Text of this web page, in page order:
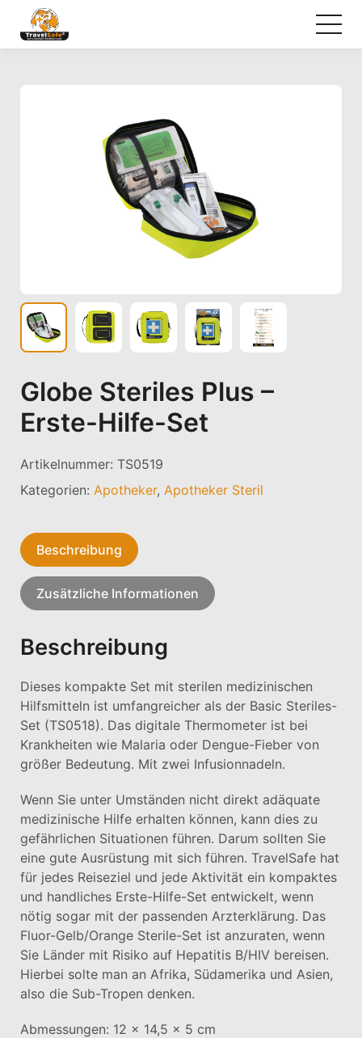
Globe Steriles Plus –
Erste-Hilfe-Set
Artikelnummer: TS0519
Kategorien: Apotheker, Apotheker Steril
Beschreibung
Zusätzliche Informationen
Beschreibung
Dieses kompakte Set mit sterilen medizinischen
Hilfsmitteln ist umfangreicher als der Basic Steriles-
Set (TS0518). Das digitale Thermometer ist bei
Krankheiten wie Malaria oder Dengue-Fieber von
größer Bedeutung. Mit zwei Infusionnadeln.
Wenn Sie unter Umständen nicht direkt adäquate
medizinische Hilfe erhalten können, kann dies zu
gefährlichen Situationen führen. Darum sollten Sie
eine gute Ausrüstung mit sich führen. TravelSafe hat
für jedes Reiseziel und jede Aktivität ein kompaktes
und handliches Erste-Hilfe-Set entwickelt, wenn
nötig sogar mit der passenden Arzterklärung. Das
Fluor-Gelb/Orange Sterile-Set ist anzuraten, wenn
Sie Länder mit Risiko auf Hepatitis B/HIV bereisen.
Hierbei solte man an Afrika, Südamerika und Asien,
also die Sub-Tropen denken.
Abmessungen: 12 x 14,5 x 5 cm